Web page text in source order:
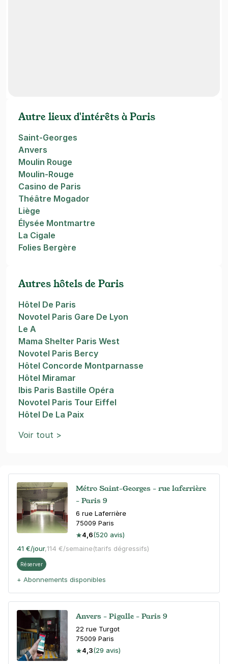
Métro Saint-Georges - rue laferrière
- Paris 9
6 rue Laferrière
75009 Paris
4,6(520 avis)
41 €/jour,114 €/semaine(tarifs dégressifs)
Réserver
+ Abonnements disponibles
Anvers - Pigalle - Paris 9
22 rue Turgot
75009 Paris
4,3(29 avis)
Autre lieux d'intérêts à Paris
Saint-Georges
Anvers
Moulin Rouge
Moulin-Rouge
Casino de Paris
Théâtre Mogador
Liège
Élysée Montmartre
La Cigale
Folies Bergère
Autres hôtels de Paris
Hôtel De Paris
Novotel Paris Gare De Lyon
Le A
Mama Shelter Paris West
Novotel Paris Bercy
Hôtel Concorde Montparnasse
Hôtel Miramar
Ibis Paris Bastille Opéra
Novotel Paris Tour Eiffel
Hôtel De La Paix
Voir tout >